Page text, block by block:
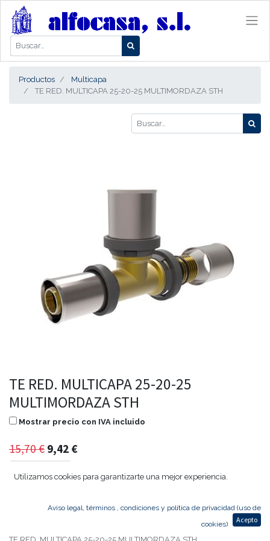
Productos
Multicapa
TE RED. MULTICAPA 25-20-25 MULTIMORDAZA STH
TE RED. MULTICAPA 25-20-25
MULTIMORDAZA STH
Mostrar precio con IVA incluido
15,70€ 9,42 €
TE RED. MULTICAPA 25-20-25 MULTIMORDAZA STH
Utilizamos cookies para garantizarte una mejor experiencia.
Aviso legal, términos , condiciones y política de privacidad (uso de
cookies)
Acepto